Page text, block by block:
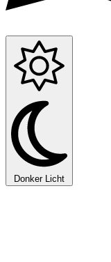
Donker Licht